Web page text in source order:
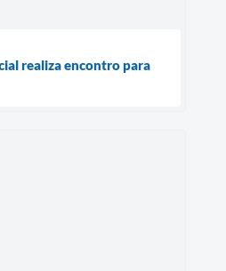
realiza encontro para